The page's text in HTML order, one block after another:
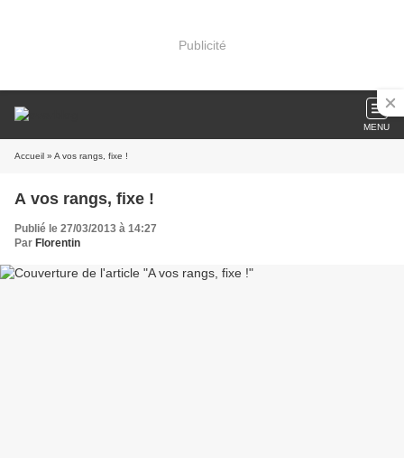
Publicité
MENU
Accueil » A vos rangs, fixe !
A vos rangs, fixe !
Publié le 27/03/2013 à 14:27
Par Florentin